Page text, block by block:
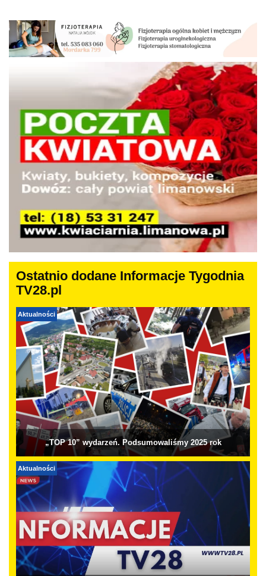
Ostatnio dodane Informacje Tygodnia
TV28.pl
Aktualności
„TOP 10” wydarzeń. Podsumowaliśmy 2025 rok
Aktualności